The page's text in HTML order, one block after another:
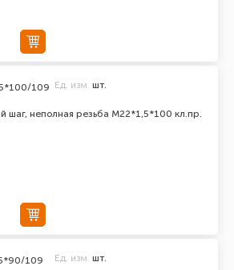
шаг, неполная резьба M22*1,5*100 кл.пр.
109 Ед. изм. шт.
109 Ед. изм. шт.